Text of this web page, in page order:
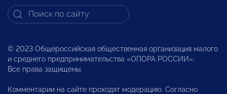
© 2023 Общероссийская общественная организация малого
и среднего предпринимательства «ОПОРА РОССИИ».
Все права защищены.
Комментарии на сайте проходят модерацию. Согласно